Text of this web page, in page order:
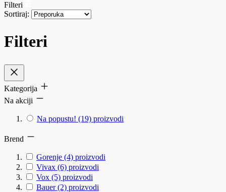
Filteri
Sortiraj:
Filteri
Kategorija
Na akciji
Na popustu! (19) proizvodi
Brend
Gorenje (4) proizvodi
Vivax (6) proizvodi
Vox (5) proizvodi
Bauer (2) proizvodi